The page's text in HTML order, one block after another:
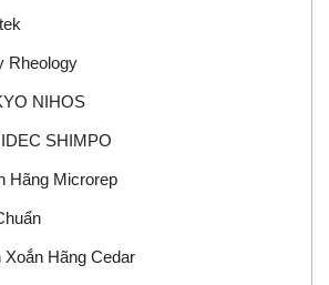
Rheology
NIHOS
SHIMPO
Hãng Microrep
Hãng Cedar